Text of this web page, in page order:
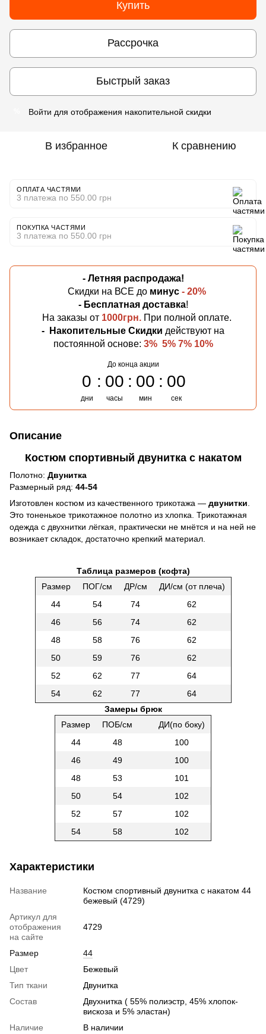
Купить
Рассрочка
Быстрый заказ
Войти для отображения накопительной скидки
В избранное К сравнению
ОПЛАТА ЧАСТЯМИ
3 платежа по 550.00 грн
ПОКУПКА ЧАСТЯМИ
3 платежа по 550.00 грн
- Летняя распродажа!
Скидки на ВСЕ до минус - 20%
- Бесплатная доставка!
На заказы от 1000грн. При полной оплате.
-
Накопительные Скидки действуют на
постоянной основе: 3% 5% 7% 10%
До конца акции
0
дни
00
часы
00
мин
00
сек
Описание
Костюм спортивный двунитка с накатом
Полотно: Двунитка
Размерный ряд: 44-54
Изготовлен костюм из качественного трикотажа — двунитки
Это тоненькое трикотажное полотно из хлопка. Трикотажная
одежда с двухнитки лёгкая, практически не мнётся и на ней не
возникает складок, достаточно крепкий материал.
Таблица размеров (кофта)
Размер
ПОГ/см ДР/см
ДИ/см (от плеча)
44
54 74
62
46
56 74
62
48
58 76
62
50
59 76
62
52
62 77
64
54
62 77
64
Замеры брюк
Размер
ПОБ/см
ДИ(по боку)
44
48
100
46
49
100
48
53
101
50
54
102
52
57
102
54
58 102
Характеристики
Название
Костюм спортивный двунитка с накатом 44
бежевый (4729)
Артикул для
отображения
на сайте
4729
Размер
44
Цвет
Бежевый
Тип ткани
Двунитка
Состав
Двухнитка ( 55% полиэстр, 45% хлопок-
вискоза и 5% эластан)
Наличие
В наличии